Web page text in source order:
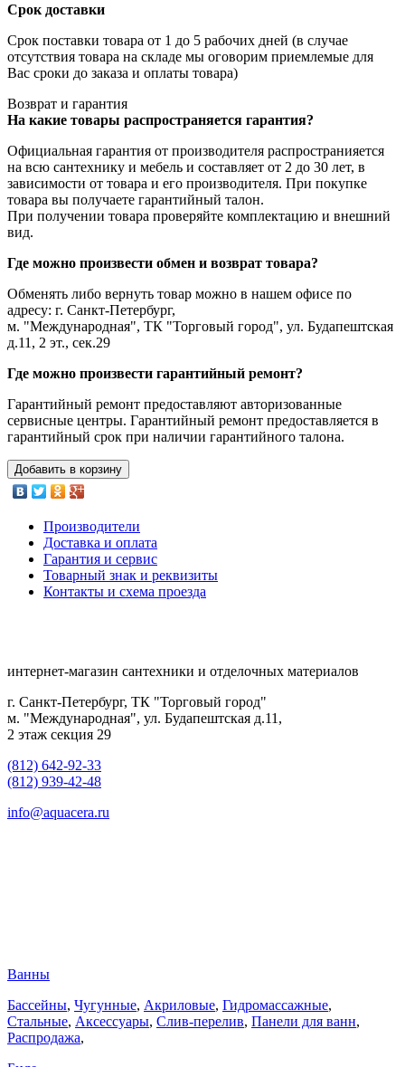
Срок доставки
Срок поставки товара от 1 до 5 рабочих дней (в случае
отсутствия товара на складе мы оговорим приемлемые для
Вас сроки до заказа и оплаты товара)
Возврат и гарантия
На какие товары распространяется гарантия?
Официальная гарантия от производителя распространияется
на всю сантехнику и мебель и составляет от 2 до 30 лет, в
зависимости от товара и его производителя. При покупке
товара вы получаете гарантийный талон.
При получении товара проверяйте комплектацию и внешний
вид.
Где можно произвести обмен и возврат товара?
Обменять либо вернуть товар можно в нашем офисе по
адресу: г. Санкт-Петербург,
м. "Международная", ТК "Торговый город", ул. Будапештская
д.11, 2 эт., сек.29
Где можно произвести гарантийный ремонт?
Гарантийный ремонт предоставляют авторизованные
сервисные центры. Гарантийный ремонт предоставляется в
гарантийный срок при наличии гарантийного талона.
Добавить в корзину
Производители
Доставка и оплата
Гарантия и сервис
Товарный знак и реквизиты
Контакты и схема проезда
интернет-магазин сантехники и отделочных материалов
г. Санкт-Петербург, ТК "Торговый город"
м. "Международная", ул. Будапештская д.11,
2 этаж секция 29
(812) 642-92-33
(812) 939-42-48
info@aquacera.ru
Ванны
Бассейны, Чугунные, Акриловые, Гидромассажные,
Стальные, Аксессуары, Слив-перелив, Панели для ванн,
Распродажа,